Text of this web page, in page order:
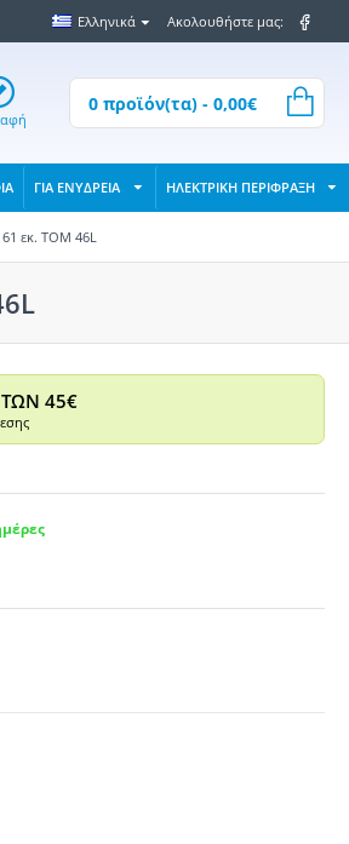
Ελληνικά Ακολουθήστε μας:
0 προϊόν(τα) - 0,00€
ΓΙΑ ΕΝΥΔΡΕΙΑ ΗΛΕΚΤΡΙΚΗ ΠΕΡΙΦΡΑΞΗ
εκ. TOM 46L
ΤΩΝ 45€